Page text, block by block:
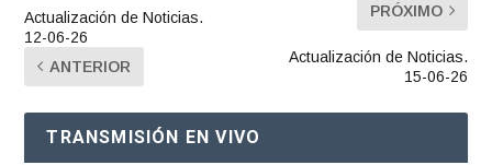
Actualización de Noticias.
12-06-26
ANTERIOR
PRÓXIMO
Actualización de Noticias.
15-06-26
TRANSMISIÓN EN VIVO